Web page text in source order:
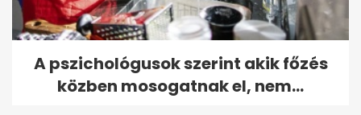
A pszichológusok szerint akik főzés
közben mosogatnak el, nem...